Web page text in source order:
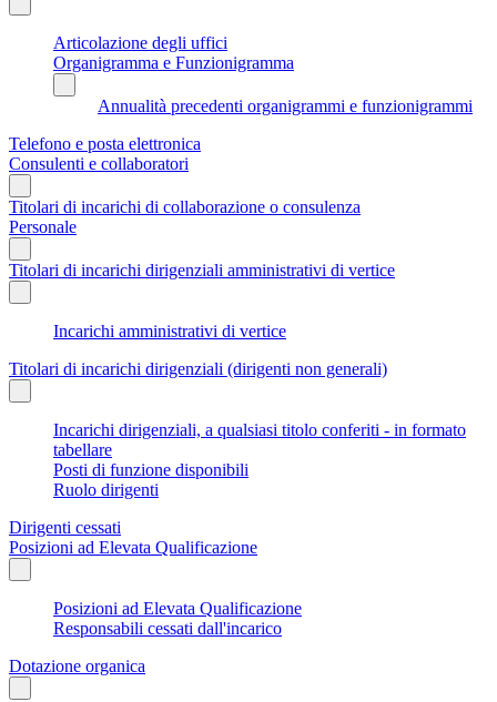
Articolazione degli uffici
Organigramma e Funzionigramma
Annualità precedenti organigrammi e funzionigrammi
Telefono e posta elettronica
Consulenti e collaboratori
Titolari di incarichi di collaborazione o consulenza
Personale
Titolari di incarichi dirigenziali amministrativi di vertice
Incarichi amministrativi di vertice
Titolari di incarichi dirigenziali (dirigenti non generali)
Incarichi dirigenziali, a qualsiasi titolo conferiti - in formato
tabellare
Posti di funzione disponibili
Ruolo dirigenti
Dirigenti cessati
Posizioni ad Elevata Qualificazione
Posizioni ad Elevata Qualificazione
Responsabili cessati dall'incarico
Dotazione organica